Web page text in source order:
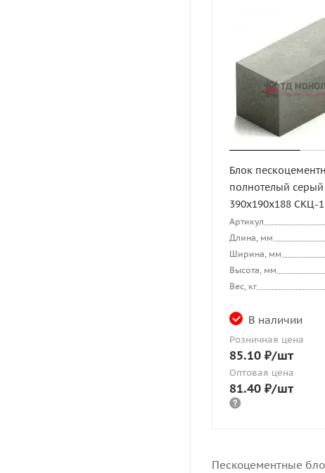
Блок
полнотелый серый
390х190х188 СКЦ-
Артикул
Длина, мм
Ширина, мм
Высота, мм
Вес, кг
В наличии
Розничная цена
85.10 ₽/шт
Оптовая цена
81.40 ₽/шт
Пескоцементные